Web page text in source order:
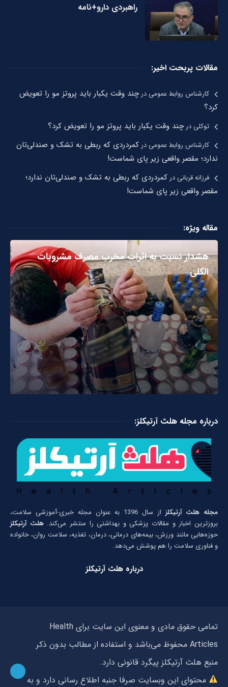
راهبردی دارو+نامه
مقالات پربحت اخیر:
کارشناس روابط عمومیدرچند وقت یکبار باید پروتز مو را تعویض
کرد؟
توکلیدرچند وقت یکبار باید پروتز مو را تعویض کرد؟
کارشناس روابط عمومیدرکمردردی که ربطی به تشک و صندلی‌تان
ندارد؛ مقصر واقعی زیر پای شماست!
فرزانه قربانیدرکمردردی که ربطی به تشک و صندلی‌تان ندارد؛
مقصر واقعی زیر پای شماست!
مقاله ویژه:
هشدار نسبت به اثرات مخرب مصرف مشروبات
الکلی
درباره مجله هلث آرتیکلز:
مجله هلث آرتیکلز
از سال 1396 به عنوان مجله خبری-آموزشی سلامت،
بروزترین اخبار و مقالات پزشکی و بهداشتی را منتشر می‌کند.هلث آرتیکلز
حوزه‌هایی مانند ورزش، بیمه‌های درمانی، درمان، تغذیه، سلامت روان، خانواده
و فناوری سلامت را هم پوشش می‌دهد.
درباره هلث آرتیکلز
تمامی حقوق مادی و معنوی این سایت برای Health
Articles محفوظ می‌باشد و استفاده از مطالب بدون ذکر
منبع هلث آرتیکلز پیگرد قانونی دارد.
محتوای این وبسایت صرفا جنبه اطلاع رسانی دارد و به